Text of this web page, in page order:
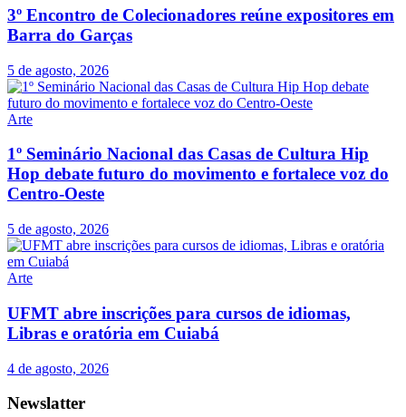
3º Encontro de Colecionadores reúne expositores em
Barra do Garças
5 de agosto, 2026
Arte
1º Seminário Nacional das Casas de Cultura Hip
Hop debate futuro do movimento e fortalece voz do
Centro-Oeste
5 de agosto, 2026
Arte
UFMT abre inscrições para cursos de idiomas,
Libras e oratória em Cuiabá
4 de agosto, 2026
Newslatter